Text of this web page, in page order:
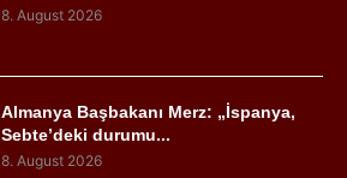
8. August 2026
Almanya Başbakanı Merz: „İspanya,
Sebte’deki durumu...
8. August 2026